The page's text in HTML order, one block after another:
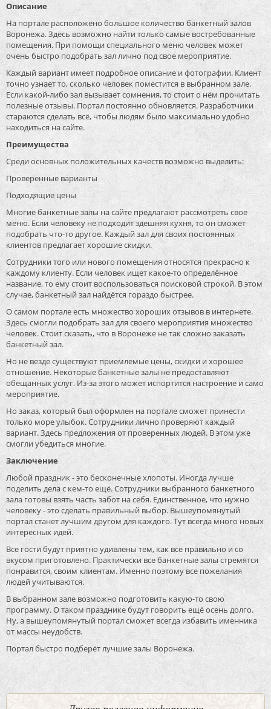
Описание
На портале расположено большое количество банкетный залов
Воронежа. Здесь возможно найти только самые востребованные
помещения. При помощи специального меню человек может
очень быстро подобрать зал лично под свое мероприятие.
Каждый вариант имеет подробное описание и фотографии. Клиент
точно узнает то, сколько человек поместится в выбранном зале.
Если какой-либо зал вызывает сомнения, то стоит о нём прочитать
полезные отзывы. Портал постоянно обновляется. Разработчики
стараются сделать всё, чтобы людям было максимально удобно
находиться на сайте.
Преимущества
Среди основных положительных качеств возможно выделить:
Проверенные варианты
Подходящие цены
Многие банкетные залы на сайте предлагают рассмотреть свое
меню. Если человеку не подходит здешняя кухня, то он сможет
подобрать что-то другое. Каждый зал для своих постоянных
клиентов предлагает хорошие скидки.
Сотрудники того или нового помещения относятся прекрасно к
каждому клиенту. Если человек ищет какое-то определённое
название, то ему стоит воспользоваться поисковой строкой. В этом
случае, банкетный зал найдётся гораздо быстрее.
О самом портале есть множество хороших отзывов в интернете.
Здесь смогли подобрать зал для своего мероприятия множество
человек. Стоит сказать, что в Воронеже не так сложно заказать
банкетный зал.
Но не везде существуют приемлемые цены, скидки и хорошее
отношение. Некоторые банкетные залы не предоставляют
обещанных услуг. Из-за этого может испортится настроение и само
мероприятие.
Но заказ, который был оформлен на портале сможет принести
только море улыбок. Сотрудники лично проверяют каждый
вариант. Здесь предложения от проверенных людей. В этом уже
смогли убедиться многие.
Заключение
Любой праздник - это бесконечные хлопоты. Иногда лучше
поделить дела с кем-то ещё. Сотрудники выбранного банкетного
зала готовы взять часть забот на себя. Единственное, что нужно
человеку - это сделать правильный выбор. Вышеупомянутый
портал станет лучшим другом для каждого. Тут всегда много новых
интересных идей.
Все гости будут приятно удивлены тем, как все правильно и со
вкусом приготовлено. Практически все банкетные залы стремятся
понравится, своим клиентам. Именно поэтому все пожелания
людей учитываются.
В выбранном зале возможно подготовить какую-то свою
программу. О таком празднике будут говорить ещё осень долго.
Ну, а вышеупомянутый портал сможет всегда избавить именника
от массы неудобств.
Портал быстро подберёт лучшие залы Воронежа.